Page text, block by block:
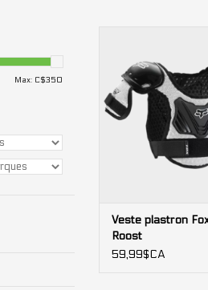
Max: C$350
Veste plastron
Roost
59,99$CA